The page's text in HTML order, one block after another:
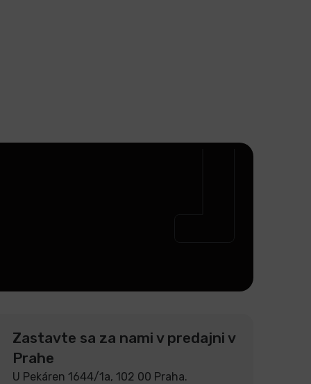
Zastavte sa za nami v predajni v
Prahe
U Pekáren 1644/1a, 102 00 Praha.